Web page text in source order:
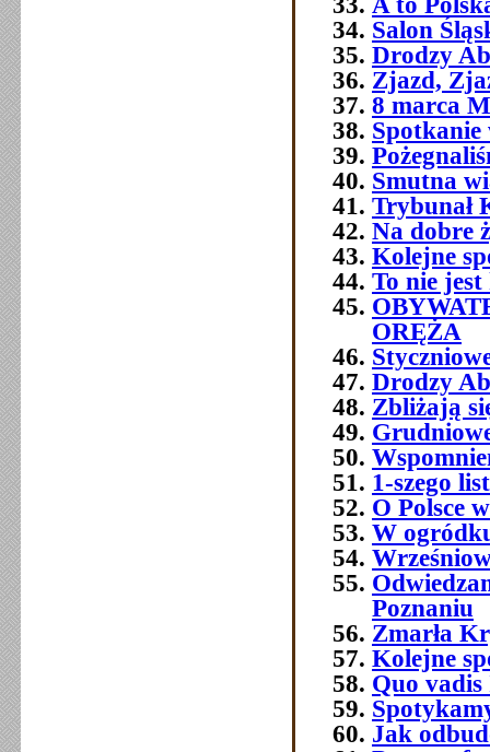
Salon
Drodzy
Zjazd,
8 marca
Spotkanie
Smutna
Trybunał
Na dobre
Kolejne
To nie
ORĘŻA
Drodzy
Zbliżają
1-szego
O Polsce
W
Poznaniu
Zmarła
Kolejne
Quo vadis
Jak